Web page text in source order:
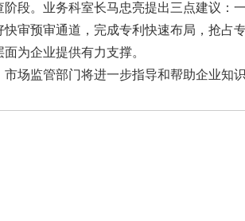
阶段。业务科室长马忠亮提出三点建议：
快审预审通道，完成专利快速布局，抢占
为企业提供有力支撑。
市场监管部门将进一步指导和帮助企业知